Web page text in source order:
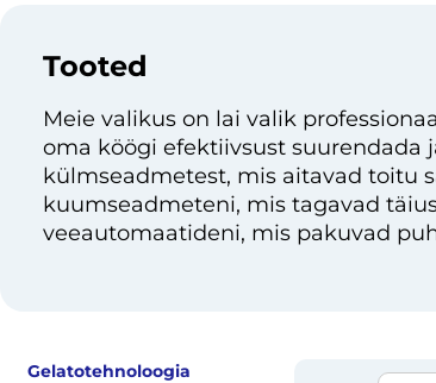
Tooted
Meie valikus on lai valik
oma köögi efektiivsust suurendada
külmseadmetest, mis aitavad toitu
kuumseadmeteni, mis tagavad
veeautomaatideni, mis pakuvad
Gelatotehnoloogia